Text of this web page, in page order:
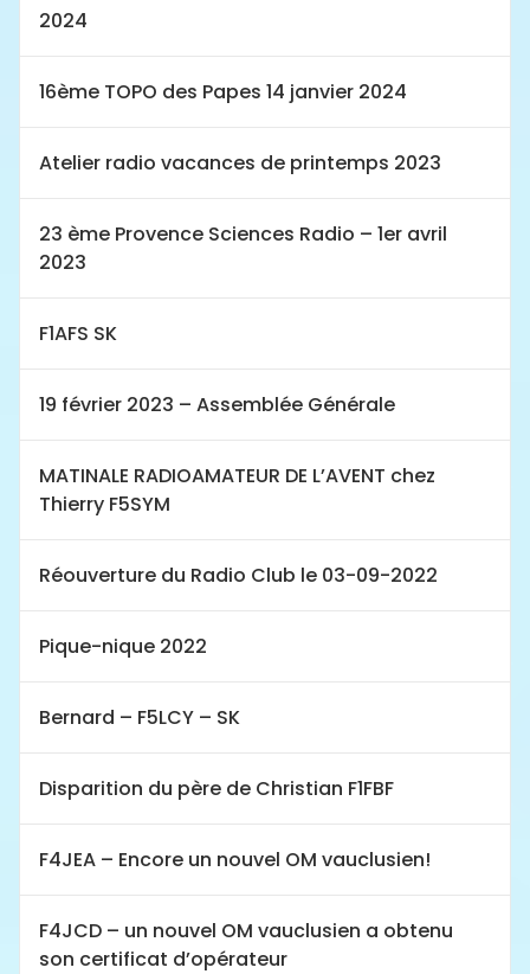
2024
16ème TOPO des Papes 14 janvier 2024
Atelier radio vacances de printemps 2023
23 ème Provence Sciences Radio – 1er avril
2023
F1AFS SK
19 février 2023 – Assemblée Générale
MATINALE RADIOAMATEUR DE L’AVENT chez
Thierry F5SYM
Réouverture du Radio Club le 03-09-2022
Pique-nique 2022
Bernard – F5LCY – SK
Disparition du père de Christian F1FBF
F4JEA – Encore un nouvel OM vauclusien!
F4JCD – un nouvel OM vauclusien a obtenu
son certificat d’opérateur